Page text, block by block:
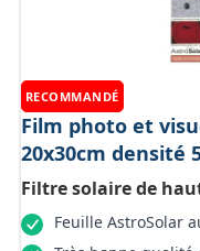
RECOMMANDÉ
Film photo et
20x30cm densité
Filtre solaire de
Feuille AstroSolar